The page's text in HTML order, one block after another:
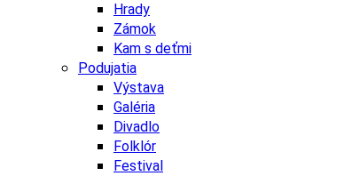
Hrady
Zámok
Kam s deťmi
Podujatia
Výstava
Galéria
Divadlo
Folklór
Festival